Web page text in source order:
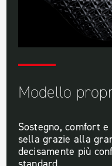
Modello
Sostegno, comfort
sella grazie alla
decisamente più